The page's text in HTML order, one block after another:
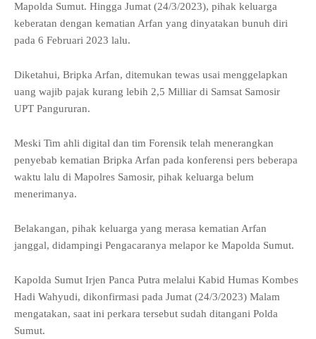
Mapolda Sumut. Hingga Jumat (24/3/2023), pihak keluarga
keberatan dengan kematian Arfan yang dinyatakan bunuh diri
pada 6 Februari 2023 lalu.
Diketahui, Bripka Arfan, ditemukan tewas usai menggelapkan
uang wajib pajak kurang lebih 2,5 Milliar di Samsat Samosir
UPT Pangururan.
Meski Tim ahli digital dan tim Forensik telah menerangkan
penyebab kematian Bripka Arfan pada konferensi pers beberapa
waktu lalu di Mapolres Samosir, pihak keluarga belum
menerimanya.
Belakangan, pihak keluarga yang merasa kematian Arfan
janggal, didampingi Pengacaranya melapor ke Mapolda Sumut.
Kapolda Sumut Irjen Panca Putra melalui Kabid Humas Kombes
Hadi Wahyudi, dikonfirmasi pada Jumat (24/3/2023) Malam
mengatakan, saat ini perkara tersebut sudah ditangani Polda
Sumut.